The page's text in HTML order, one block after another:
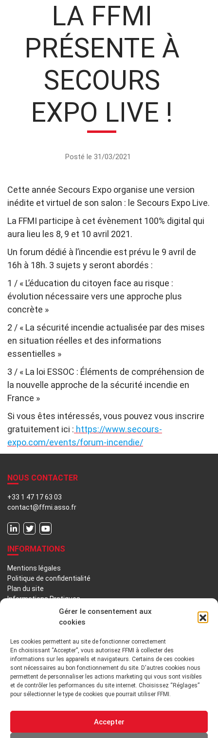
Gérer le consentement aux
cookies
Les cookies permettent au site de fonctionner correctement
En choisissant “Accepter”, vous autorisez FFMI à collecter des
informations sur les appareils et navigateurs. Certains de ces cookies
sont nécessaires au bon fonctionnement du site. D'autres cookies nous
permettent de personnaliser les actions marketing qui vous sont visibles
et de contrôler les performances du site internet. Choisissez “Réglages”
pour sélectionner le type de cookies que pourrait utiliser FFMI.
Accepter
LA FFMI
PRÉSENTE À
SECOURS
EXPO LIVE !
Posté le 31/03/2021
Cette année Secours Expo organise une version
inédite et virtuel de son salon : le Secours Expo Live.
La FFMI participe à cet évènement 100% digital qui
aura lieu les 8, 9 et 10 avril 2021.
Un forum dédié à l’incendie est prévu le 9 avril de
16h à 18h. 3 sujets y seront abordés :
1 / « L’éducation du citoyen face au risque :
évolution nécessaire vers une approche plus
concrète »
2 / « La sécurité incendie actualisée par des mises
en situation réelles et des informations
essentielles »
3 / « La loi ESSOC : Éléments de compréhension de
la nouvelle approche de la sécurité incendie en
France »
Si vous êtes intéressés, vous pouvez vous inscrire
gratuitement ici : https://www.secours-
expo.com/events/forum-incendie/
NOUS CONTACTER
+33 1 47 17 63 03
contact@ffmi.asso.fr
INFORMATIONS
Mentions légales
Politique de confidentialité
Plan du site
Informations Pratiques
PRÉSENTATION NOTRE HISTOIRE
DÉONTOLOGIE PRINCIPES ORIENTATIONS
GOUVERNANCE
ENVIRONNEMENT TECHNIQUE ET INSTITUTIONNEL